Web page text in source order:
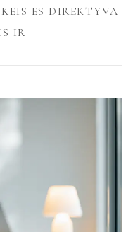
ES DIREKTYVA
IR